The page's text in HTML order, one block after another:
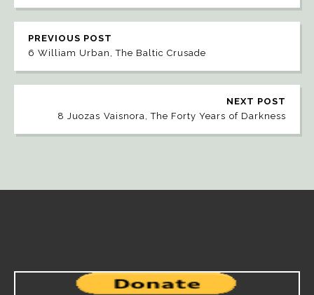
PREVIOUS POST
6 William Urban, The Baltic Crusade
NEXT POST
8 Juozas Vaisnora, The Forty Years of Darkness